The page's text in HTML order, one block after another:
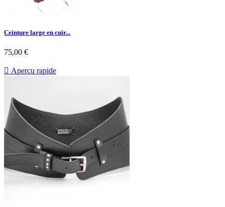
Ceinture large en cuir...
75,00 €
 Aperçu rapide